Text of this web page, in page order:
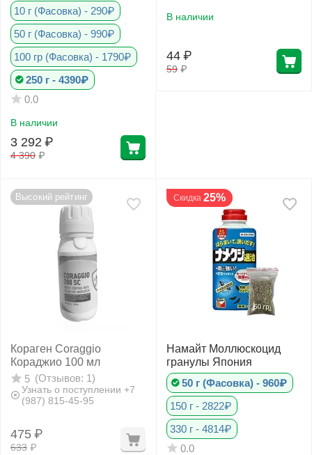
Фитолампы
10 г (Фасовка) - 290₽
50 г (Фасовка) - 990₽
100 гр (Фасовка) - 1790₽
250 г - 4390₽
0.0
В наличии
4 390 ₽
3 292 ₽
В наличии
59 ₽
44 ₽
Высокий рейтинг
Кораген Coraggio
Кораджио 100 мл
(Отзывов: 1)
5
Узнать о поступлении +7
(987) 815-45-95
633 ₽
475 ₽
Скидка 25%
Намайт Моллюскоцид
гранулы Япония
50 г (Фасовка) - 960₽
150 г - 2822₽
330 г - 4814₽
0.0